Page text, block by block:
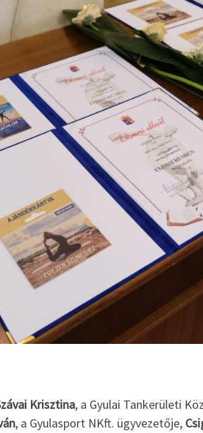
Krisztina, a Gyulai Tankerületi
, a Gyulasport NKft. ügyvezetője,